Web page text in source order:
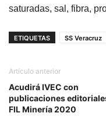
saturadas, sal, fibra,
ETIQUETAS SS Veracruz
Artículo anterior
Acudirá IVEC con
publicaciones
FIL Minería 2020